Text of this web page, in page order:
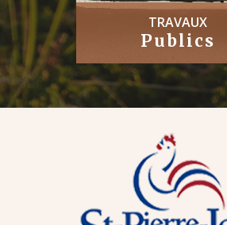
TRAVAUX
Publics